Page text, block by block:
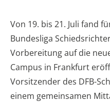
Von 19. bis 21. Juli fand
Bundesliga
Vorbereitung auf die
Campus in Frankfurt
Vorsitzender des DFB-
einem gemeinsamen